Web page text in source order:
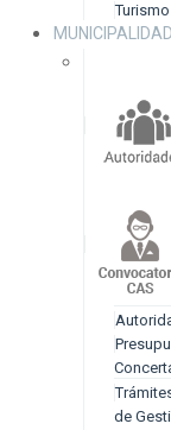
MUNICIPALIDAD
de